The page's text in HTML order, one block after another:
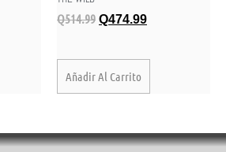
Q514.99 Q474.99
Añadir Al Carrito